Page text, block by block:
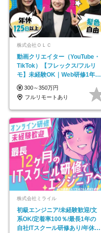
株式会社ＯＬＣ
動画クリエイター（YouTube・
TikTok）【フレックス/フルリ
モ】未経験OK｜Web研修1年間
｜副業OK
300～350万円
フルリモートあり
株式会社ミライル
初級エンジニア/未経験歓迎/文
系OK/定着率100％/最長1年の
自社ITスクール研修あり/年休